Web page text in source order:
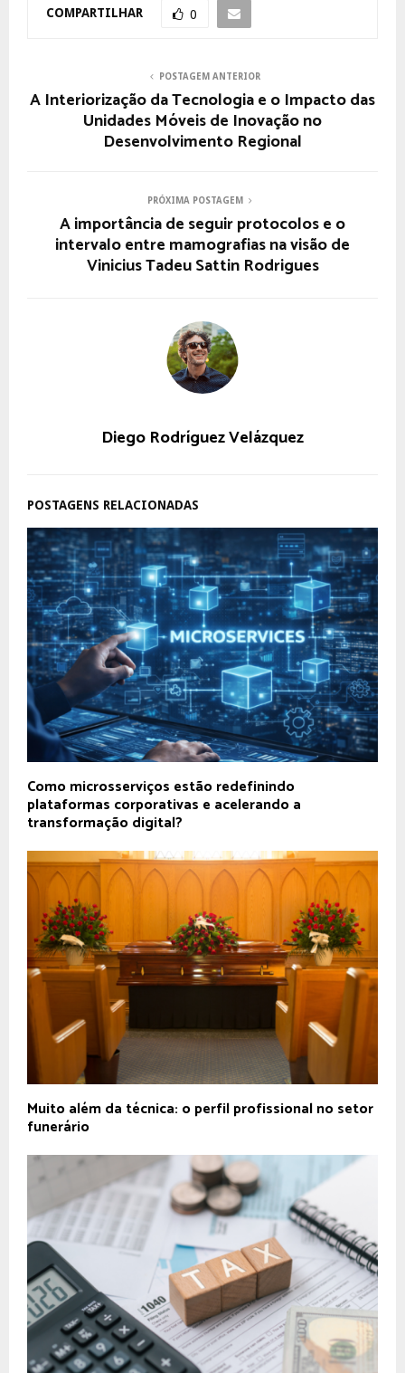
COMPARTILHAR 0
POSTAGEM ANTERIOR
A Interiorização da Tecnologia e o Impacto das
Unidades Móveis de Inovação no
Desenvolvimento Regional
PRÓXIMA POSTAGEM
A importância de seguir protocolos e o
intervalo entre mamografias na visão de
Vinicius Tadeu Sattin Rodrigues
Diego Rodríguez Velázquez
POSTAGENS RELACIONADAS
Como microsserviços estão redefinindo
plataformas corporativas e acelerando a
transformação digital?
Muito além da técnica: o perfil profissional no setor
funerário